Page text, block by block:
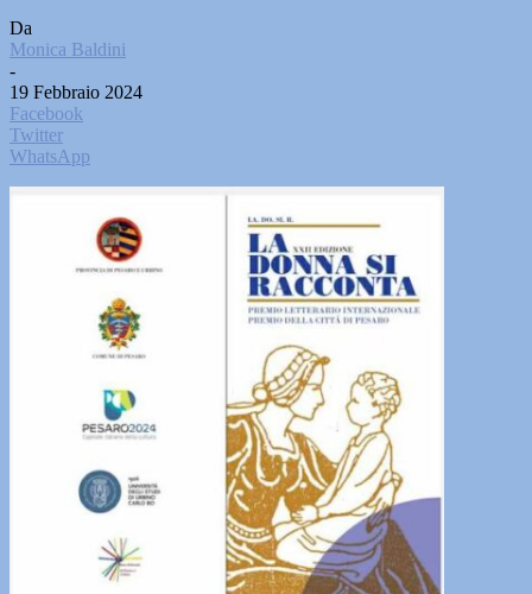
Da
Monica Baldini
-
19 Febbraio 2024
Facebook
Twitter
WhatsApp